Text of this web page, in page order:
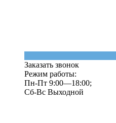
Заказать звонок
Режим работы:
Пн-Пт 9:00—18:00;
Сб-Вс Выходной